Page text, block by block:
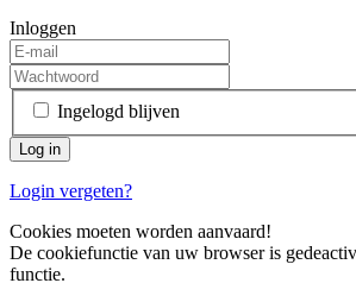
Inloggen
Ingelogd blijven
Login vergeten?
Cookies moeten worden aanvaard!
De cookiefunctie van uw browser is
functie.